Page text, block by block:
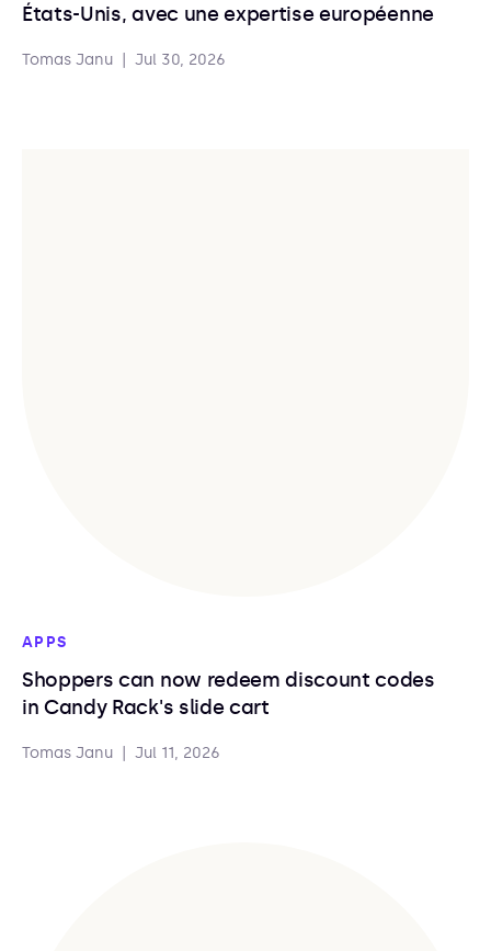
États-Unis, avec une expertise européenne
Tomas Janu Jul 30, 2026
APPS
Shoppers can now redeem discount codes
in Candy Rack's slide cart
Tomas Janu Jul 11, 2026